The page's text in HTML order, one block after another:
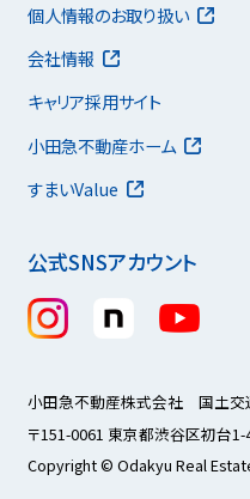
公式SNSアカウント
個人情報のお取り扱い
会社情報
キャリア採用サイト
小田急不動産ホーム
すまいValue
小田急不動産株式会社 国土交
〒151-0061 東京都渋谷区初台
Copyright © Odakyu Real